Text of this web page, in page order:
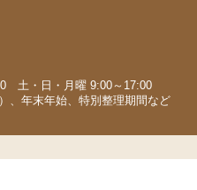
土・日・月曜 9:00～17:00
、年末年始、特別整理期間など